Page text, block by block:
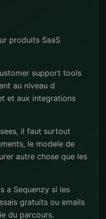
produits SaaS
support tools
au niveau d
et aux integrations
il faut surtout
le modele de
autre chose que les
a Sequenzy si les
gratuits ou emails
du parcours.